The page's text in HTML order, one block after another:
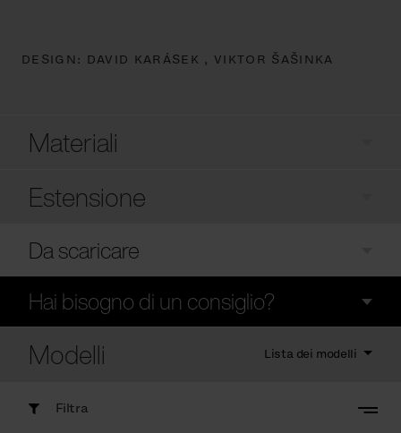
DESIGN: DAVID KARÁSEK , VIKTOR ŠAŠINKA
Materiali
Estensione
Da scaricare
Hai bisogno di un consiglio?
Modelli Lista dei modelli
Filtra